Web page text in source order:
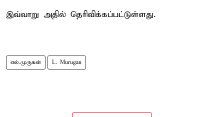
இவ்வாறு அதில் தெரிவிக்கப்பட்டுள்ளது.
எல்.முருகன் L. Murugan